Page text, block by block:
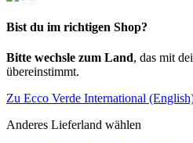
Bist du im richtigen Shop?
Bitte wechsle zum Land, das mit
übereinstimmt.
Zu Ecco Verde International
Anderes Lieferland wählen